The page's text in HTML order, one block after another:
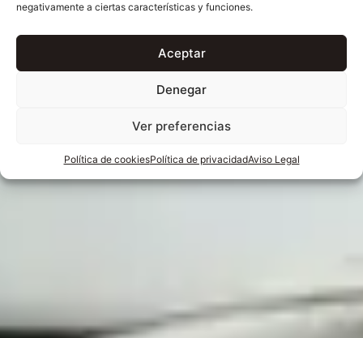
negativamente a ciertas características y funciones.
Aceptar
Denegar
Ver preferencias
Política de cookiesPolítica de privacidadAviso Legal